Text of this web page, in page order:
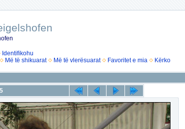
Identifikohu
Më të shikuarat Më të vlerësuarat Favoritet e mia Kërko